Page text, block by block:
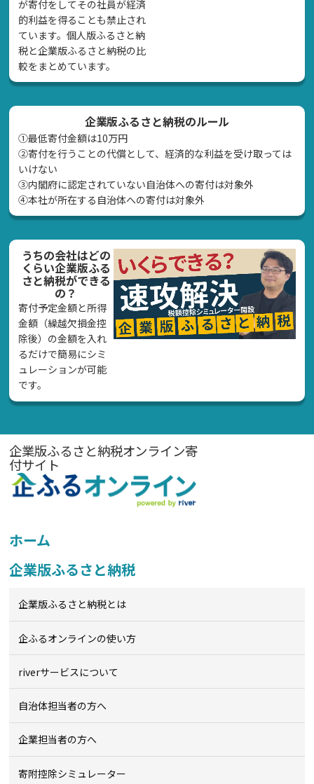
が寄付をしてその社員が経済
的利益を得ることも禁止され
ています。個人版ふるさと納
税と企業版ふるさと納税の比
較をまとめています。
企業版ふるさと納税のルール
①最低寄付金額は10万円
②寄付を行うことの代償として、経済的な利益を受け取っては
いけない
➂内閣府に認定されていない自治体への寄付は対象外
④本社が所在する自治体への寄付は対象外
うちの会社はどの
くらい企業版ふる
さと納税ができる
の？
寄付予定金額と所得
金額（繰越欠損金控
除後）の金額を入れ
るだけで簡易にシミ
ュレーションが可能
です。
企業版ふるさと納税オンライン寄
付サイト
ホーム
企業版ふるさと納税
企業版ふるさと納税とは
企ふるオンラインの使い方
riverサービスについて
自治体担当者の方へ
企業担当者の方へ
寄附控除シミュレーター